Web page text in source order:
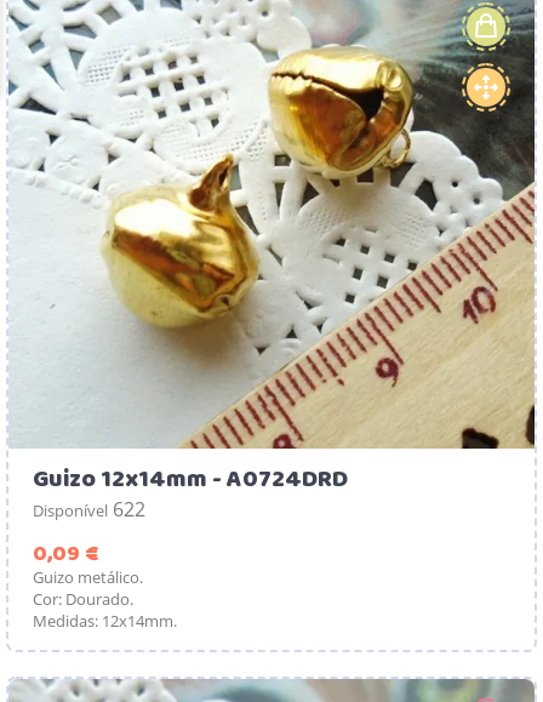
Guizo 12x14mm - A0724DRD
Disponível 622
0,09 €
Guizo metálico.
Cor: Dourado.
Medidas: 12x14mm.